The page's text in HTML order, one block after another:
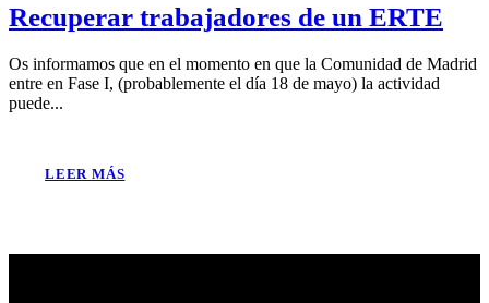
Recuperar trabajadores de un ERTE
Os informamos que en el momento en que la Comunidad de Madrid
entre en Fase I, (probablemente el día 18 de mayo) la actividad
puede...
LEER MÁS